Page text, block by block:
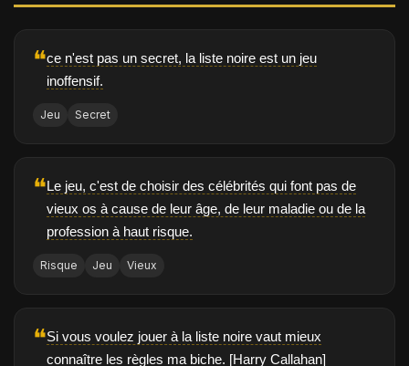
❝ce n'est pas un secret, la liste noire est un jeu
inoffensif.
Jeu Secret
❝Le jeu, c'est de choisir des célébrités qui font pas de
vieux os à cause de leur âge, de leur maladie ou de la
profession à haut risque.
Risque Jeu Vieux
❝Si vous voulez jouer à la liste noire vaut mieux
connaître les règles ma biche. [Harry Callahan]